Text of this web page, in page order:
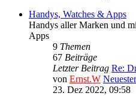
Handys, Watches & Apps
Handys aller Marken und
Apps
9 Themen
67 Beiträge
Letzter Beitrag Re:
von Ernst.W
23. Dez 2022, 09:58